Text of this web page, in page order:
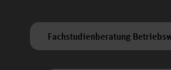
Fachstudienberatung